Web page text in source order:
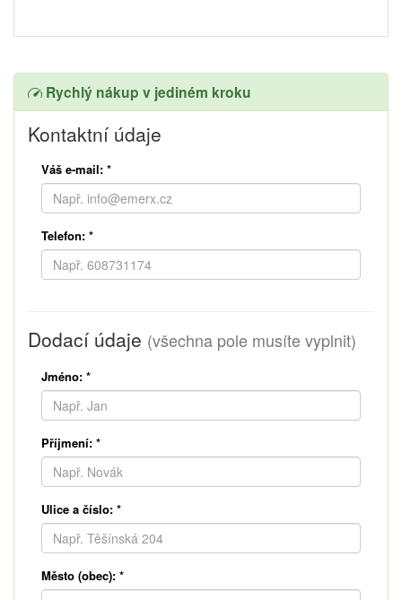
Rychlý nákup v jediném kroku
Kontaktní údaje
Váš e-mail: *
Telefon: *
Dodací údaje (všechna pole musíte vyplnit)
Jméno: *
Příjmení: *
Ulice a číslo: *
Město (obec): *